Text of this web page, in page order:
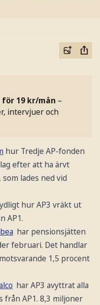
för 19 kr/mån –
intervjuer och
hur Tredje AP-fonden
efter att ha ärvt
lades ned vid
hur AP3 vräkt ut
AP1.
har pensionsjätten
februari. Det handlar
1,5 procent
har AP3 avyttrat alla
från AP1. 8,3 miljoner